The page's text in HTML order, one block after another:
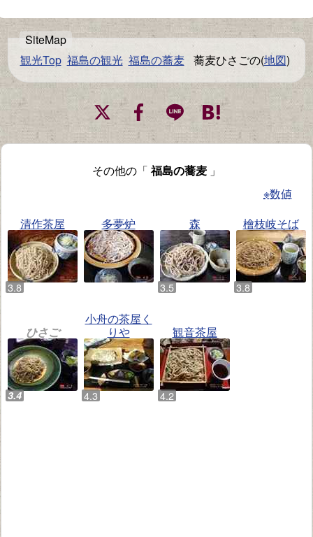
観光Top 福島の観光 福島の蕎麦 蕎麦ひさごの(地図)
その他の「福島の蕎麦 」
※数値
清作茶屋
多夢炉 森 檜枝岐そば
ひさご
小舟の茶屋く
りや
観音茶屋